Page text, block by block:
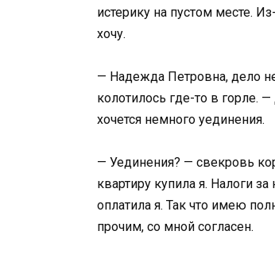
истерику на пустом месте.
хочу.
— Надежда Петровна, дело
колотилось где-то в горле.
хочется немного уединения.
— Уединения? — свекровь
квартиру купила я. Налоги
оплатила я. Так что имею
прочим, со мной согласен.